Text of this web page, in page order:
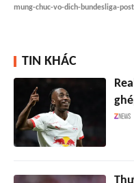
mung-chuc-vo-dich-bundesliga-
TIN KHÁC